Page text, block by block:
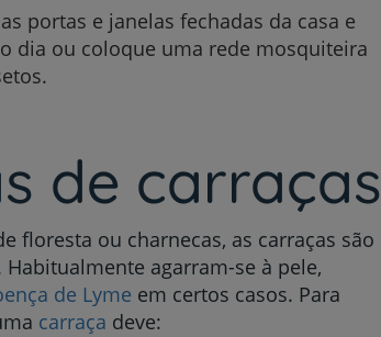
da Saúde
portas e janelas fechadas da casa e
dia ou coloque uma rede mosquiteira
de carraças
floresta ou charnecas, as carraças são
agarram-se à pele,
de Lyme em certos casos. Para
carraça deve: